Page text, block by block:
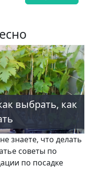
выбрать, как
знаете, что делать
советы по
по посадке